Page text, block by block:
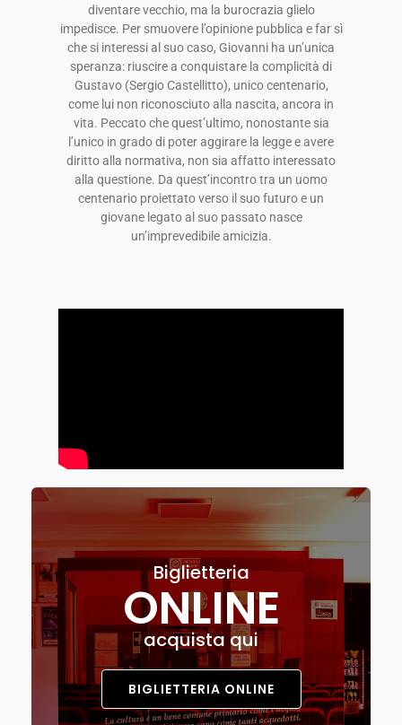
diventare vecchio, ma la burocrazia glielo
impedisce. Per smuovere l’opinione pubblica e far sì
che si interessi al suo caso, Giovanni ha un’unica
speranza: riuscire a conquistare la complicità di
Gustavo (Sergio Castellitto), unico centenario,
come lui non riconosciuto alla nascita, ancora in
vita. Peccato che quest’ultimo, nonostante sia
l’unico in grado di poter aggirare la legge e avere
diritto alla normativa, non sia affatto interessato
alla questione. Da quest’incontro tra un uomo
centenario proiettato verso il suo futuro e un
giovane legato al suo passato nasce
un’imprevedibile amicizia.
Biglietteria
ONLINE
acquista qui
BIGLIETTERIA ONLINE